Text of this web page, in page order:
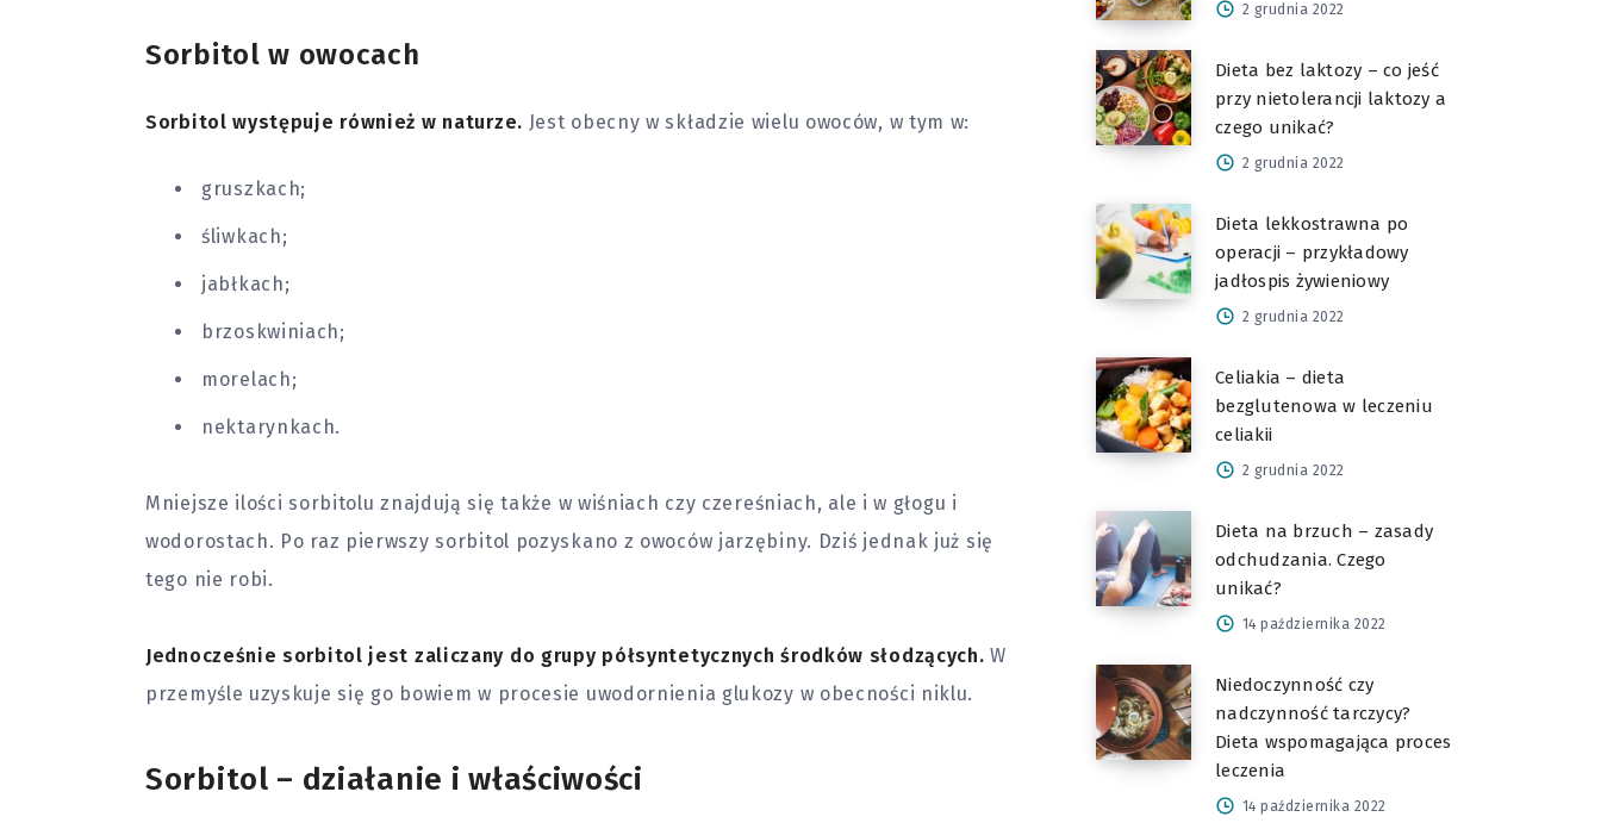
Sorbitol w owocach
Sorbitol występuje również w naturze. Jest obecny w składzie wielu owoców, w tym w:
gruszkach;
śliwkach;
jabłkach;
brzoskwiniach;
morelach;
nektarynkach.
Mniejsze ilości sorbitolu znajdują się także w wiśniach czy czereśniach, ale i w głogu i
wodorostach. Po raz pierwszy sorbitol pozyskano z owoców jarzębiny. Dziś jednak już się
tego nie robi.
Jednocześnie sorbitol jest zaliczany do grupy półsyntetycznych środków słodzących.W
przemyśle uzyskuje się go bowiem w procesie uwodornienia glukozy w obecności niklu.
Sorbitol – działanie i właściwości
2 grudnia 2022
Dieta bez laktozy – co jeść
przy nietolerancji laktozy a
czego unikać?
2 grudnia 2022
Dieta lekkostrawna po
operacji – przykładowy
jadłospis żywieniowy
2 grudnia 2022
Celiakia – dieta
bezglutenowa w leczeniu
celiakii
2 grudnia 2022
Dieta na brzuch – zasady
odchudzania. Czego
unikać?
14 października 2022
Niedoczynność czy
nadczynność tarczycy?
Dieta wspomagająca proces
leczenia
14 października 2022